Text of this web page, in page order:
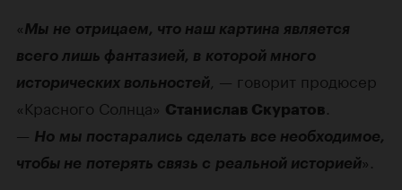
«Мы не отрицаем, что наш картина является
всего лишь фантазией, в которой много
исторических вольностей , — говорит продюсер
«Красного Солнца» Станислав Скуратов
— Но мы постарались сделать все необходимое,
чтобы не потерять связь с реальной историей».